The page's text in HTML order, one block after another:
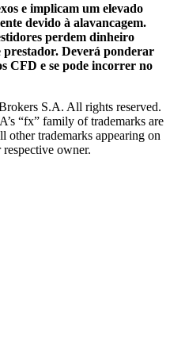
e implicam um elevado
devido à alavancagem.
perdem dinheiro
prestador. Deverá ponderar
CFD e se pode incorrer no
S.A. All rights reserved.
“fx” family of trademarks are
trademarks appearing on
owner.